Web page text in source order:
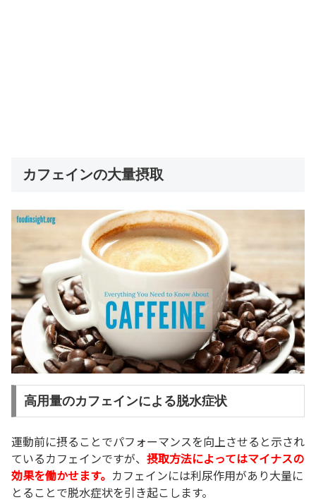
カフェインの大量摂取
高用量のカフェインによる脱水症状
運動前に摂ることでパフォーマンスを向上させると示され
ているカフェインですが、 摂取方法によってはマイナスの
効果を働かせます。 カフェインには利尿作用があり大量に
とることで脱水症状を引き起こします。